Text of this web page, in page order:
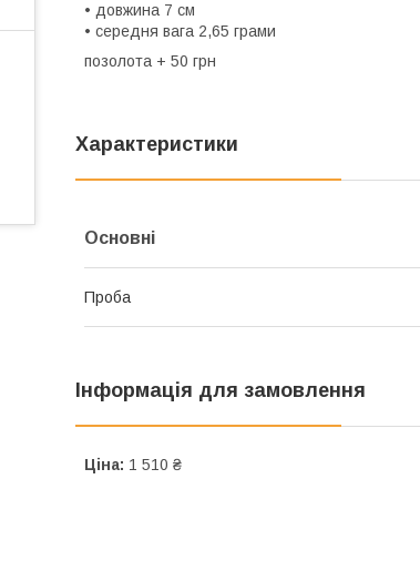
• довжина 7 см
• середня вага 2,65 грами
позолота + 50 грн
Характеристики
Основні
Проба
Інформація для замовлення
Ціна: 1 510 ₴